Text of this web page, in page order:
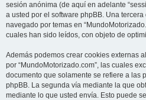
sesión anónima (de aquí en adelante
a usted por el software phpBB. Una
navegado por temas en
cuales han sido leídos, con objeto de
Además podemos crear cookies externas
por “MundoMotorizado.com”, las cuales
documento que solamente se refiere a las
phpBB. La segunda vía mediante la que
mediante lo que usted envía. Esto puede